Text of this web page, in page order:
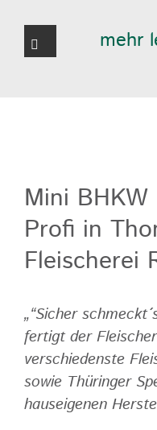
mehr
Mini
Profi in
Fleischerei
„“Sicher
fertigt der
verschiedenste
sowie Thüringer
hauseigenen